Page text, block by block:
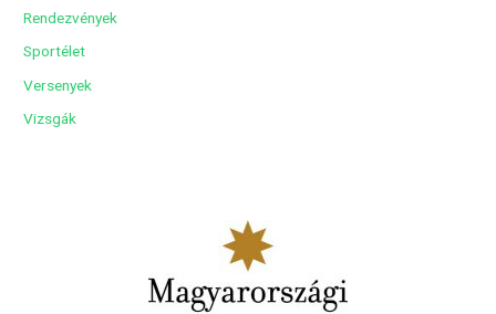
Rendezvények
Sportélet
Versenyek
Vizsgák